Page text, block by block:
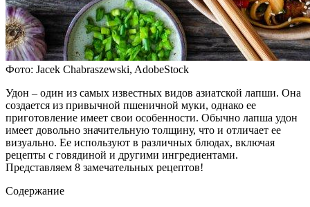
Фото: Jacek Chabraszewski, AdobeStock
Удон – один из самых известных видов азиатской лапши. Она
создается из привычной пшеничной муки, однако ее
приготовление имеет свои особенности. Обычно лапша удон
имеет довольно значительную толщину, что и отличает ее
визуально. Ее используют в различных блюдах, включая
рецепты с говядиной и другими ингредиентами.
Представляем 8 замечательных рецептов!
Содержание